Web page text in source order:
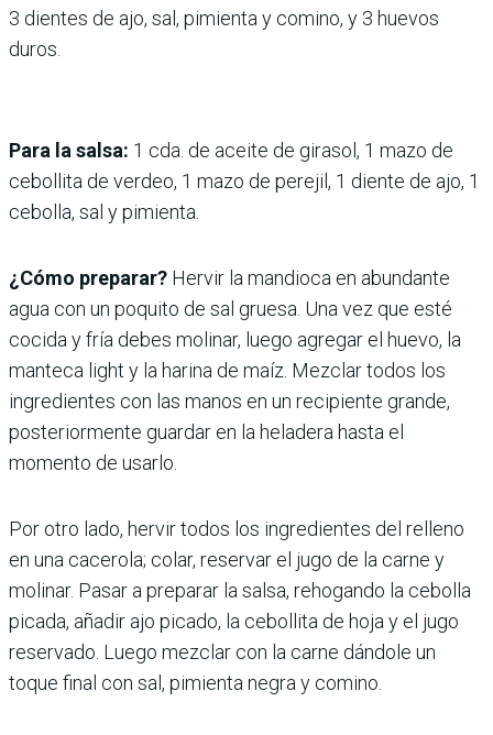
3 dientes de ajo, sal, pimienta y comino, y 3 huevos
duros.
Para la salsa: 1 cda. de aceite de girasol, 1 mazo de
cebollita de verdeo, 1 mazo de perejil, 1 diente de ajo, 1
cebolla, sal y pimienta.
¿Cómo preparar? Hervir la mandioca en abundante
agua con un poquito de sal gruesa. Una vez que esté
cocida y fría debes molinar, luego agregar el huevo, la
manteca light y la harina de maíz. Mezclar todos los
ingredientes con las manos en un recipiente grande,
posteriormente guardar en la heladera hasta el
momento de usarlo.
Por otro lado, hervir todos los ingredientes del relleno
en una cacerola; colar, reservar el jugo de la carne y
molinar. Pasar a preparar la salsa, rehogando la cebolla
picada, añadir ajo picado, la cebollita de hoja y el jugo
reservado. Luego mezclar con la carne dándole un
toque final con sal, pimienta negra y comino.